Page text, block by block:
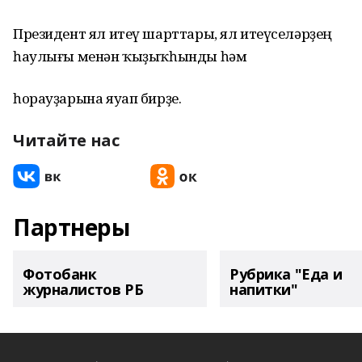
Президент ял итеү шарттары, ял итеүселәрҙең
һаулығы менән ҡыҙыҡһынды һәм
һорауҙарына яуап бирҙе.
Читайте нас
Партнеры
Фотобанк
журналистов РБ
Рубрика "Еда и
напитки"